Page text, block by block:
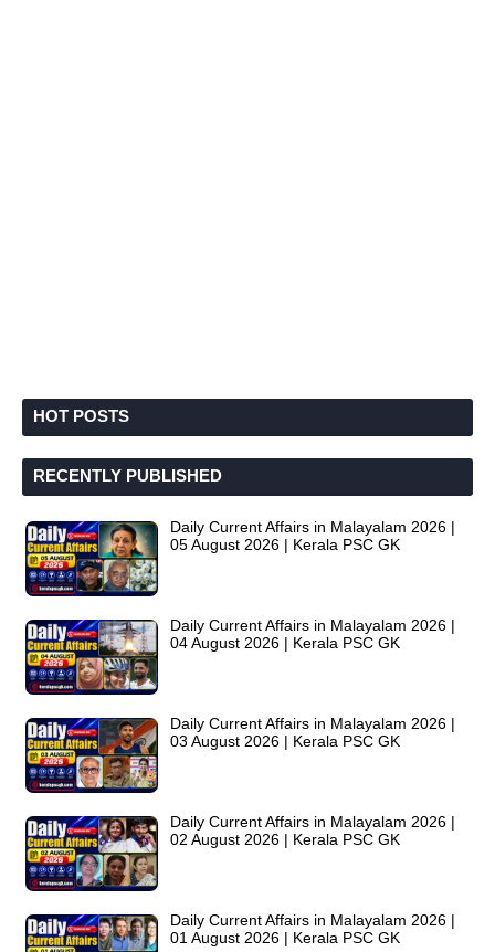
HOT POSTS
RECENTLY PUBLISHED
Daily Current Affairs in Malayalam 2026 |
05 August 2026 | Kerala PSC GK
Daily Current Affairs in Malayalam 2026 |
04 August 2026 | Kerala PSC GK
Daily Current Affairs in Malayalam 2026 |
03 August 2026 | Kerala PSC GK
Daily Current Affairs in Malayalam 2026 |
02 August 2026 | Kerala PSC GK
Daily Current Affairs in Malayalam 2026 |
01 August 2026 | Kerala PSC GK